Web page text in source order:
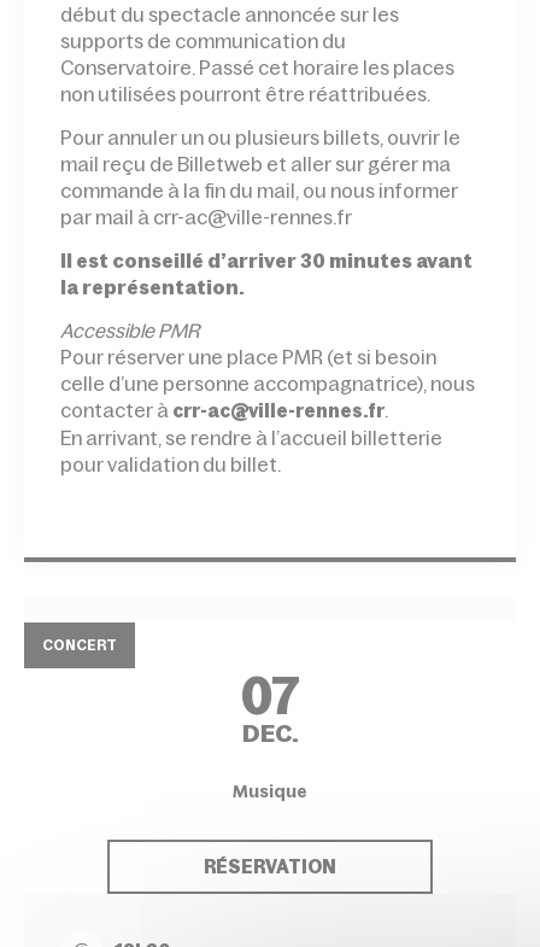
début du spectacle annoncée sur les
supports de communication du
Conservatoire. Passé cet horaire les places
non utilisées pourront être réattribuées.
Pour annuler un ou plusieurs billets, ouvrir le
mail reçu de Billetweb et aller sur gérer ma
commande à la fin du mail, ou nous informer
par mail à crr-ac@ville-rennes.fr
Il est conseillé d’arriver 30 minutes avant
la représentation.
Accessible PMR
Pour réserver une place PMR (et si besoin
celle d’une personne accompagnatrice), nous
contacter à crr-ac@ville-rennes.fr
En arrivant, se rendre à l’accueil billetterie
pour validation du billet.
CONCERT
07
DEC.
Musique
RÉSERVATION